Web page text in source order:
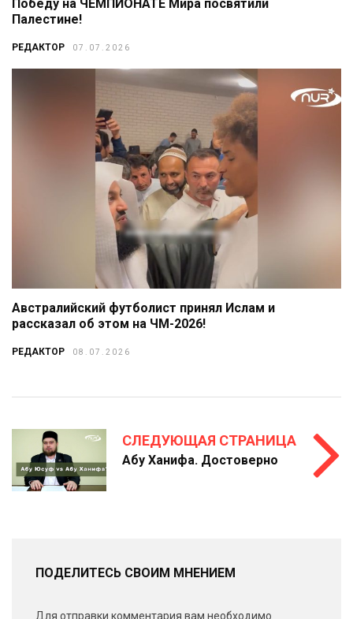
Победу на ЧЕМПИОНАТЕ Мира посвятили
Палестине!
РЕДАКТОР 07.07.2026
Австралийский футболист принял Ислам и
рассказал об этом на ЧМ-2026!
РЕДАКТОР 08.07.2026
СЛЕДУЮЩАЯ СТРАНИЦА
Абу Ханифа. Достоверно
ПОДЕЛИТЕСЬ СВОИМ МНЕНИЕМ
Для отправки комментария вам необходимо